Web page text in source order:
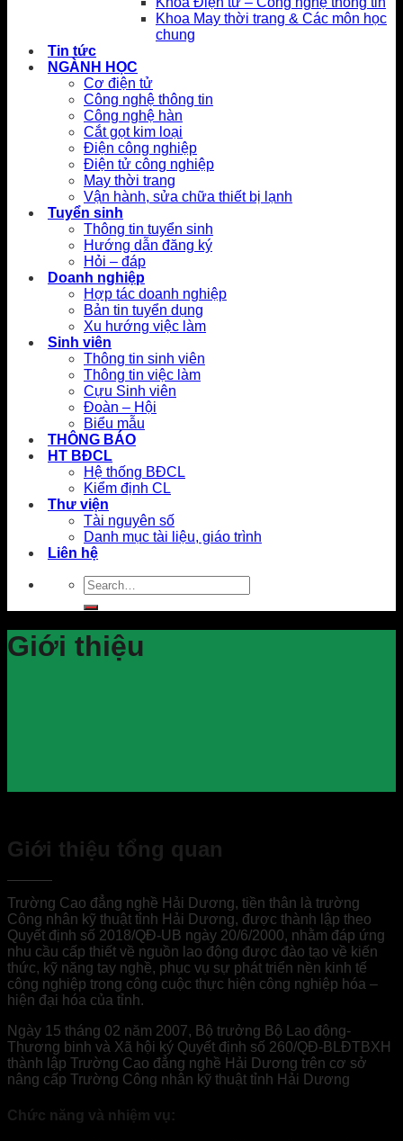
Khoa May thời trang & Các môn học
chung
Tin tức
NGÀNH HỌC
Cơ điện tử
Công nghệ thông tin
Công nghệ hàn
Cắt gọt kim loại
Điện công nghiệp
Điện tử công nghiệp
May thời trang
Vận hành, sửa chữa thiết bị lạnh
Tuyển sinh
Thông tin tuyển sinh
Hướng dẫn đăng ký
Hỏi – đáp
Doanh nghiệp
Hợp tác doanh nghiệp
Bản tin tuyển dụng
Xu hướng việc làm
Sinh viên
Thông tin sinh viên
Thông tin việc làm
Cựu Sinh viên
Đoàn – Hội
Biểu mẫu
THÔNG BÁO
HT BĐCL
Hệ thống BĐCL
Kiểm định CL
Thư viện
Tài nguyên số
Danh mục tài liệu, giáo trình
Liên hệ
Giới thiệu
Giới thiệu tổng quan
Trường Cao đẳng nghề Hải Dương, tiền thân là trường
Công nhân kỹ thuật tỉnh Hải Dương, được thành lập theo
Quyết định số 2018/QĐ-UB ngày 20/6/2000, nhằm đáp ứng
nhu cầu cấp thiết về nguồn lao động được đào tạo về kiến
thức, kỹ năng tay nghề, phục vụ sự phát triển nền kinh tế
công nghiệp trong công cuộc thực hiện công nghiệp hóa –
hiện đại hóa của tỉnh.
Ngày 15 tháng 02 năm 2007, Bộ trưởng Bộ Lao động-
Thương binh và Xã hội ký Quyết định số 260/QĐ-BLĐTBXH
thành lập Trường Cao đẳng nghề Hải Dương trên cơ sở
nâng cấp Trường Công nhân kỹ thuật tỉnh Hải Dương
Chức năng và nhiệm vụ: